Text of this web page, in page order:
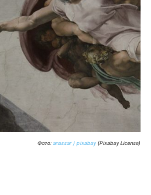
Фото: anassar / pixabay (Pixabay License)